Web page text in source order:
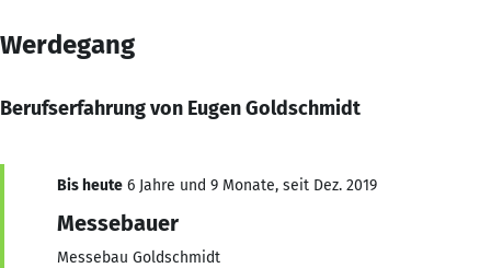
Werdegang
Berufserfahrung von Eugen Goldschmidt
Bis heute 6 Jahre und 9 Monate, seit Dez. 2019
Messebauer
Messebau Goldschmidt